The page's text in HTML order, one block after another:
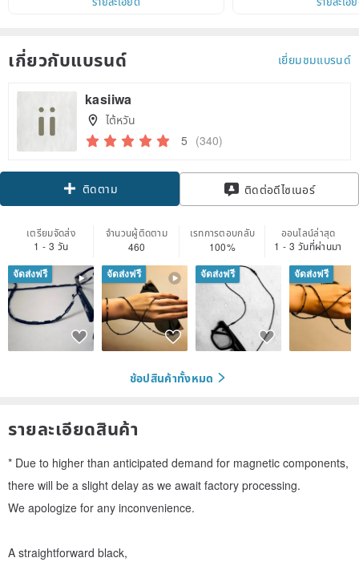
เกี่ยวกับแบรนด์ เยี่ยมชมแบรนด์
kasiiwa
ไต้หวัน
5 (340)
ติดตาม ติดต่อดีไซเนอร์
เตรียมจัดส่ง
1 - 3 วัน
จำนวนผู้ติดตาม
460
เรทการตอบกลับ
100%
ออนไลน์ล่าสุด
1 - 3 วันที่ผ่านมา
จัดส่งฟรี จัดส่งฟรี จัดส่งฟรี จัดส่งฟรี
ช้อปสินค้าทั้งหมด
รายละเอียดสินค้า
* Due to higher than anticipated demand for magnetic components,
there will be a slight delay as we await factory processing.
We apologize for any inconvenience.
A straightforward black,